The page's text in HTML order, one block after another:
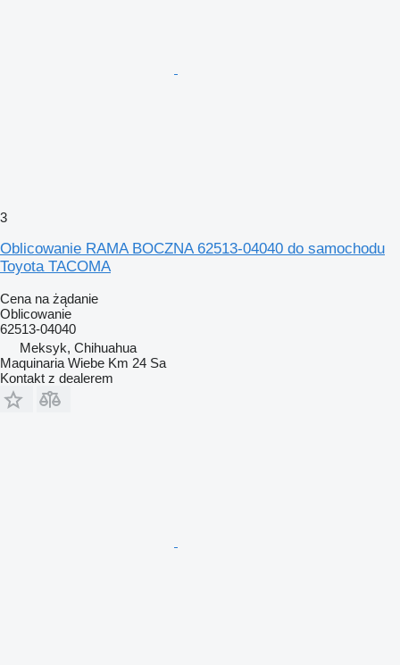
3
Oblicowanie RAMA BOCZNA 62513-04040 do samochodu
Toyota TACOMA
Cena na żądanie
Oblicowanie
62513-04040
Meksyk, Chihuahua
Maquinaria Wiebe Km 24 Sa
Kontakt z dealerem